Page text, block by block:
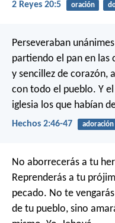
2 Reyes 20:5 oración
Perseveraban
partiendo el pan en las
y sencillez de corazón,
con todo el pueblo. Y
iglesia los que habían
Hechos 2:46-47 adoración
No aborrecerás a tu
Reprenderás a tu
pecado. No te
de tu pueblo, sino